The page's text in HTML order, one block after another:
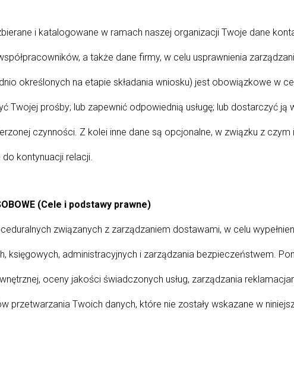
i katalogowane w ramach naszej organizacji Twoje dane
a także dane firmy, w celu usprawnienia
określonych na etapie składania wniosku) jest obowiązkowe w
Twojej prośby; lub zapewnić odpowiednią usługę; lub dostarczyć
czynności. Z kolei inne dane są opcjonalne, w związku z
do kontynuacji relacji.
(Cele i podstawy prawne)
związanych z zarządzaniem dostawami, w celu
księgowych, administracyjnych i zarządzania bezpieczeństwem.
oceny jakości świadczonych usług, zarządzania
przetwarzania Twoich danych, które nie zostały wskazane w